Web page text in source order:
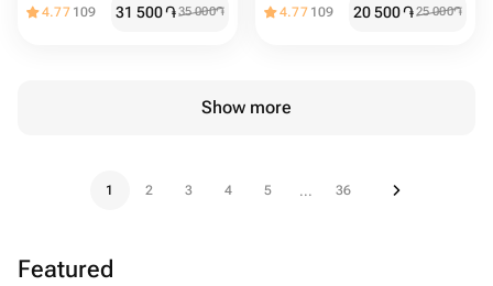
4.77 109 31 500֏35 000֏ 4.77 109 20 500֏25 000֏
Show more
1 2 3 4 5 ... 36
Featured